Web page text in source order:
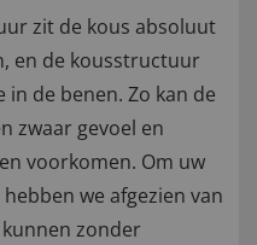
zit de kous absoluut
en de kousstructuur
de benen. Zo kan de
zwaar gevoel en
voorkomen. Om uw
we afgezien van
zonder